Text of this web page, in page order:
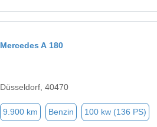
Mercedes A 180
Düsseldorf, 40470
9.900 km Benzin 100 kw (136 PS)